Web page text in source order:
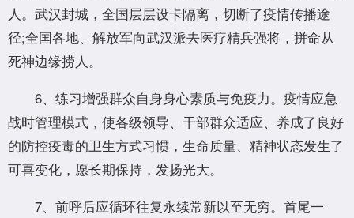
人。武汉封城，全国层层设卡隔离，切断了疫情传播途
径;全国各地、解放军向武汉派去医疗精兵强将，拼命从
死神边缘捞人。
6、练习增强群众自身身心素质与免疫力。疫情应急
战时管理模式，使各级领导、干部群众适应、养成了良好
的防控疫毒的卫生方式习惯，生命质量、精神状态发生了
可喜变化，愿长期保持，发扬光大。
7、前呼后应循环往复永续常新以至无穷。首尾一